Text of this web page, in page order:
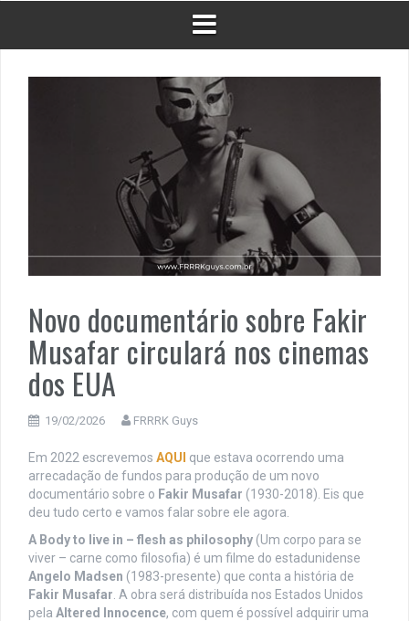
Novo documentário sobre Fakir
Musafar circulará nos cinemas
dos EUA
19/02/2026 FRRRK Guys
Em 2022 escrevemos AQUI que estava ocorrendo uma
arrecadação de fundos para produção de um novo
documentário sobre o Fakir Musafar (1930-2018). Eis que
deu tudo certo e vamos falar sobre ele agora.
A Body to live in – flesh as philosophy (Um corpo para se
viver – carne como filosofia) é um filme do estadunidense
Angelo Madsen (1983-presente) que conta a história de
Fakir Musafar . A obra será distribuída nos Estados Unidos
pela Altered Innocence, com quem é possível adquirir uma